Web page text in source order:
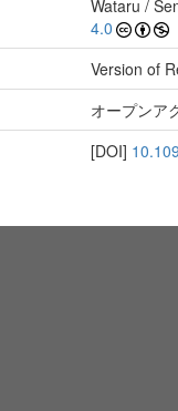
Wataru /
4.0
Version of
オープンア
[DOI]